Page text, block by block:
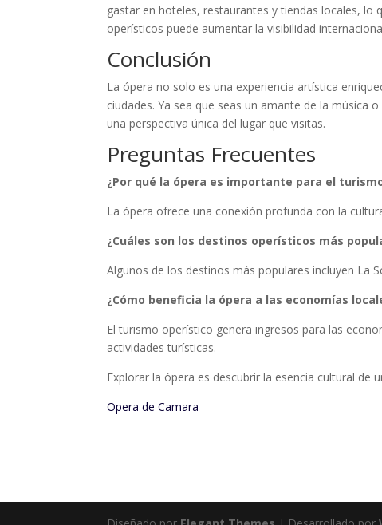
gastar en hoteles, restaurantes y tiendas locales,
operísticos puede aumentar la visibilidad
Conclusión
La ópera no solo es una experiencia artística
ciudades. Ya sea que seas un amante de la
una perspectiva única del lugar que visitas.
Preguntas Frecuentes
¿Por qué la ópera es importante para el
La ópera ofrece una conexión profunda con la
¿Cuáles son los destinos operísticos más
Algunos de los destinos más populares incluyen La
¿Cómo beneficia la ópera a las economías
El turismo operístico genera ingresos para las
actividades turísticas.
Explorar la ópera es descubrir la esencia cultural de
Opera de Camara